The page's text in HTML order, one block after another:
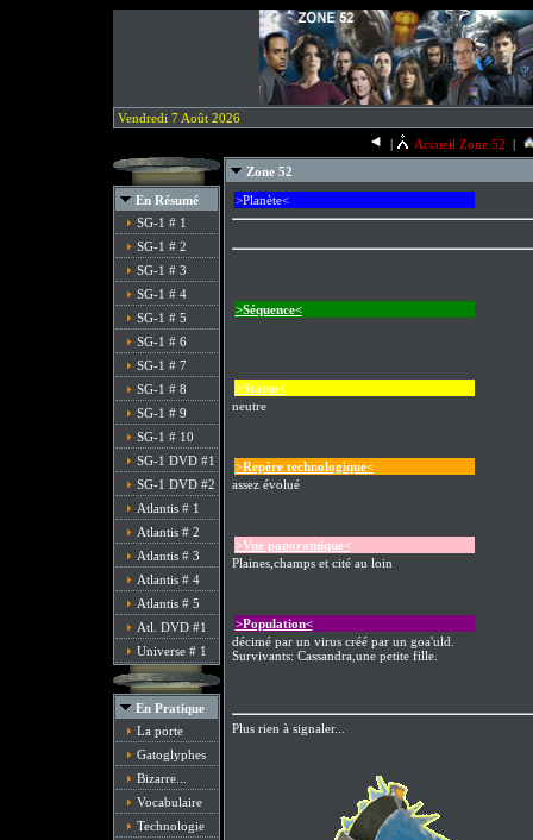
Vendredi 7 Août 2026
|
Accueil Zone 52 |
En Résumé
SG-1 # 1
SG-1 # 2
SG-1 # 3
SG-1 # 4
SG-1 # 5
SG-1 # 6
SG-1 # 7
SG-1 # 8
SG-1 # 9
SG-1 # 10
SG-1 DVD #1
SG-1 DVD #2
Atlantis # 1
Atlantis # 2
Atlantis # 3
Atlantis # 4
Atlantis # 5
Atl. DVD #1
Universe # 1
En Pratique
La porte
Gatoglyphes
Bizarre...
Vocabulaire
Technologie
Zone 52
>Planète<
>Séquence<
>Status<
neutre
>Repère technologique<
assez évolué
>Vue panoramique<
Plaines,champs et cité au loin
>Population<
décimé par un virus créé par un goa'uld.
Survivants: Cassandra,une petite fille.
Plus rien à signaler...